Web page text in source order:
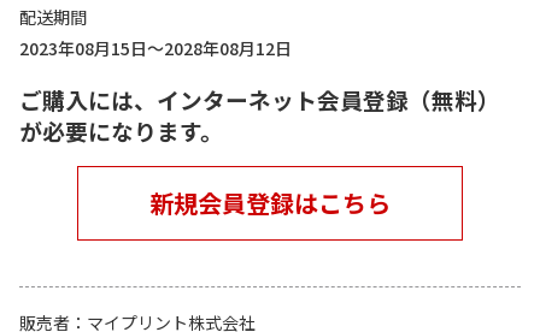
配送期間
2023年08月15日～2028年08月12日
ご購入には、インターネット会員登録（無料）
が必要になります。
新規会員登録はこちら
販売者
マイプリント株式会社